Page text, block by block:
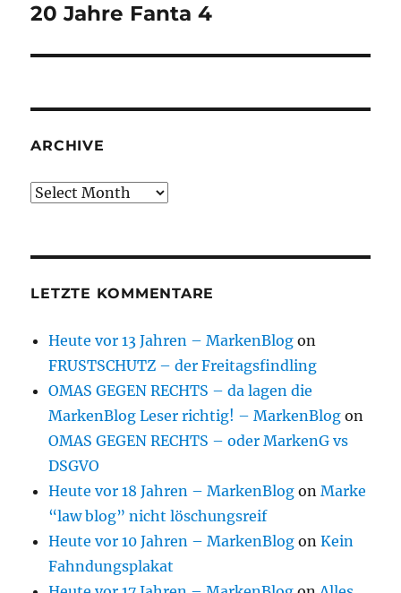
Next
20 Jahre Fanta 4
ARCHIVE
Archive
LETZTE KOMMENTARE
Heute vor 13 Jahren – MarkenBlog on
FRUSTSCHUTZ – der Freitagsfindling
OMAS GEGEN RECHTS – da lagen die
MarkenBlog Leser richtig! – MarkenBlog on
OMAS GEGEN RECHTS – oder MarkenG vs
DSGVO
Heute vor 18 Jahren – MarkenBlog onMarke
“law blog” nicht löschungsreif
Heute vor 10 Jahren – MarkenBlog onKein
Fahndungsplakat